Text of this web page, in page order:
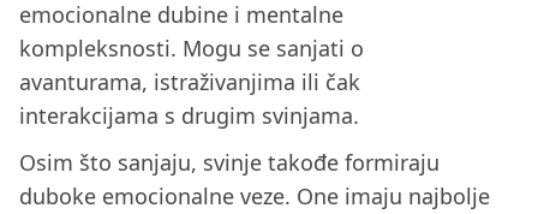
emocionalne dubine i mentalne
kompleksnosti. Mogu se sanjati o
avanturama, istraživanjima ili čak
interakcijama s drugim svinjama.
Osim što sanjaju, svinje takođe formiraju
duboke emocionalne veze. One imaju najbolje